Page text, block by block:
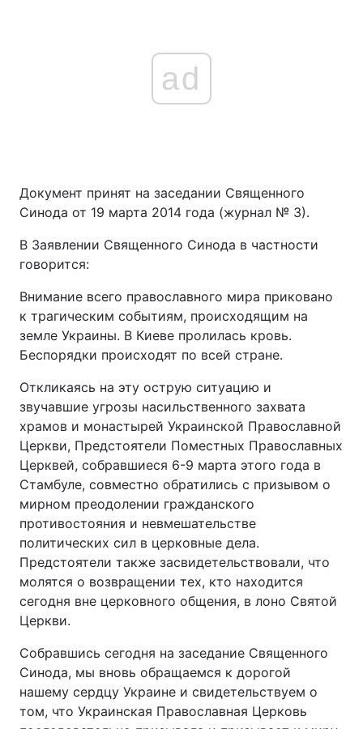
ad
Документ принят на заседании Священного
Синода от 19 марта 2014 года (журнал № 3).
В Заявлении Священного Синода в частности
говорится:
Внимание всего православного мира приковано
к трагическим событиям, происходящим на
земле Украины. В Киеве пролилась кровь.
Беспорядки происходят по всей стране.
Откликаясь на эту острую ситуацию и
звучавшие угрозы насильственного захвата
храмов и монастырей Украинской Православной
Церкви, Предстоятели Поместных Православных
Церквей, собравшиеся 6-9 марта этого года в
Стамбуле, совместно обратились с призывом о
мирном преодолении гражданского
противостояния и невмешательстве
политических сил в церковные дела.
Предстоятели также засвидетельствовали, что
молятся о возвращении тех, кто находится
сегодня вне церковного общения, в лоно Святой
Церкви.
Собравшись сегодня на заседание Священного
Синода, мы вновь обращаемся к дорогой
нашему сердцу Украине и свидетельствуем о
том, что Украинская Православная Церковь